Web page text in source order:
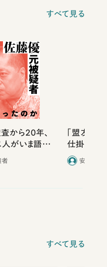
すべて見る
から20年、
がいま語り
者
「盟友・
仕掛け人
探る｜「
一郎（
安井浩一
すべて見る